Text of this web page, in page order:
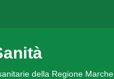
della Regione Marche